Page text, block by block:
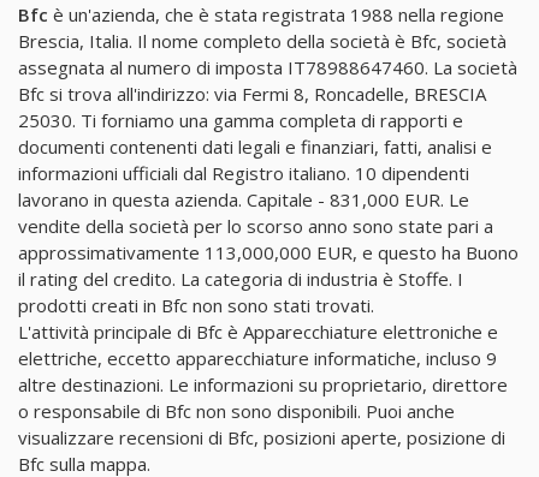
Bfc è un'azienda, che è stata registrata 1988 nella regione
Brescia, Italia. Il nome completo della società è Bfc, società
assegnata al numero di imposta IT78988647460. La società
Bfc si trova all'indirizzo: via Fermi 8, Roncadelle, BRESCIA
25030. Ti forniamo una gamma completa di rapporti e
documenti contenenti dati legali e finanziari, fatti, analisi e
informazioni ufficiali dal Registro italiano. 10 dipendenti
lavorano in questa azienda. Capitale - 831,000 EUR. Le
vendite della società per lo scorso anno sono state pari a
approssimativamente 113,000,000 EUR, e questo ha Buono
il rating del credito. La categoria di industria è Stoffe. I
prodotti creati in Bfc non sono stati trovati.
L'attività principale di Bfc è Apparecchiature elettroniche e
elettriche, eccetto apparecchiature informatiche, incluso 9
altre destinazioni. Le informazioni su proprietario, direttore
o responsabile di Bfc non sono disponibili. Puoi anche
visualizzare recensioni di Bfc, posizioni aperte, posizione di
Bfc sulla mappa.